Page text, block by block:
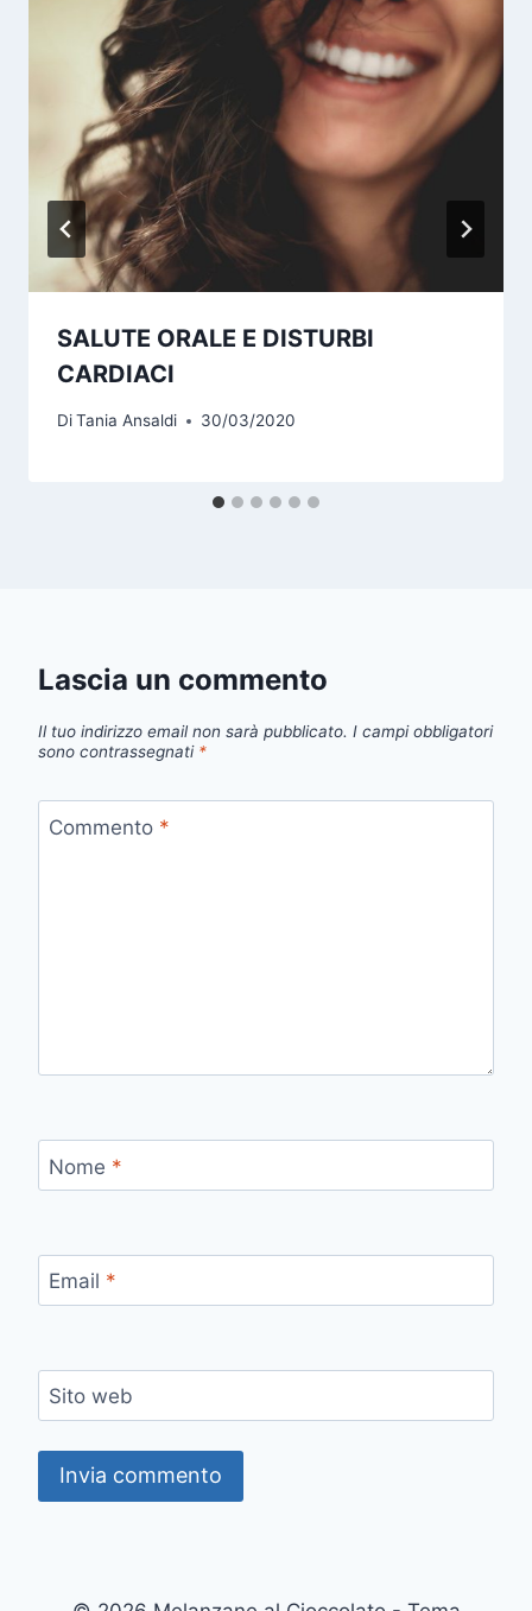
SALUTE ORALE E DISTURBI
CARDIACI
DiTania Ansaldi 30/03/2020
Lascia un commento
Il tuo indirizzo email non sarà pubblicato. I campi obbligatori
sono contrassegnati *
Commento *
Nome *
Email *
Sito web